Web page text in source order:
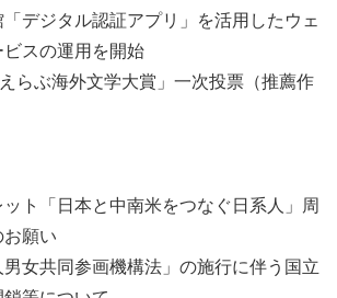
「デジタル認証アプリ」を活用したウェ
スの運用を開始
らぶ海外文学大賞」一次投票（推薦作
ット「日本と中南米をつなぐ日系人」周
願い
男女共同参画機構法」の施行に伴う国立